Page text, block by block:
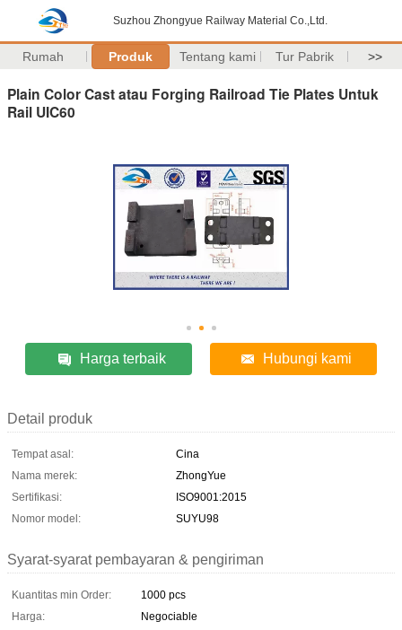
Suzhou Zhongyue Railway Material Co.,Ltd.
Rumah Produk Tentang kami Tur Pabrik >>
Plain Color Cast atau Forging Railroad Tie Plates Untuk
Rail UIC60
Harga terbaik Hubungi kami
Detail produk
Tempat asal:
Cina
Nama merek:
ZhongYue
Sertifikasi:
ISO9001:2015
Nomor model:
SUYU98
Syarat-syarat pembayaran & pengiriman
Kuantitas min Order:
1000 pcs
Harga:
Negociable